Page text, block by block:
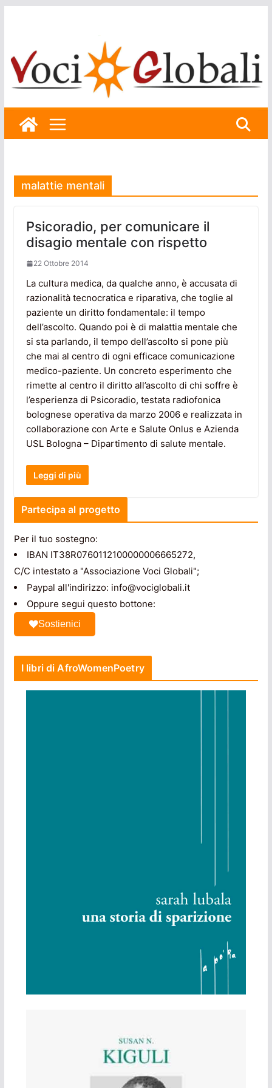
malattie mentali
Psicoradio, per comunicare il
disagio mentale con rispetto
22 Ottobre 2014
La cultura medica, da qualche anno, è accusata di
razionalità tecnocratica e riparativa, che toglie al
paziente un diritto fondamentale: il tempo
dell’ascolto. Quando poi è di malattia mentale che
si sta parlando, il tempo dell’ascolto si pone più
che mai al centro di ogni efficace comunicazione
medico-paziente. Un concreto esperimento che
rimette al centro il diritto all’ascolto di chi soffre è
l’esperienza di Psicoradio, testata radiofonica
bolognese operativa da marzo 2006 e realizzata in
collaborazione con Arte e Salute Onlus e Azienda
USL Bologna – Dipartimento di salute mentale.
Leggi di più
Partecipa al progetto
Per il tuo sostegno:
IBAN IT38R0760112100000006665272,
C/C intestato a "Associazione Voci Globali";
Paypal all'indirizzo: info@vociglobali.it
Oppure segui questo bottone:
Sostienici
I libri di AfroWomenPoetry